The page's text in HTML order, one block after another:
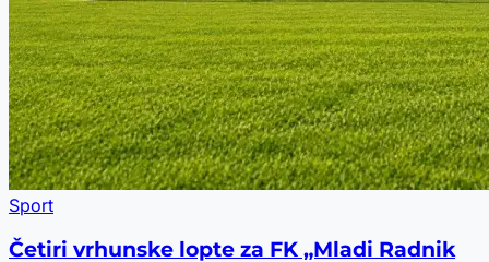
Sport
Četiri vrhunske lopte za FK „Mladi Radnik